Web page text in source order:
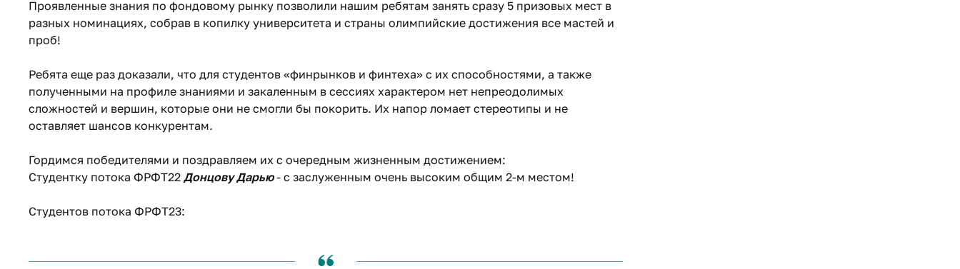
Проявленные знания по фондовому рынку позволили нашим ребятам занять сразу 5 призовых мест в
разных номинациях, собрав в копилку университета и страны олимпийские достижения все мастей и
проб!
Ребята еще раз доказали, что для студентов «финрынков и финтеха» с их способностями, а также
полученными на профиле знаниями и закаленным в сессиях характером нет непреодолимых
сложностей и вершин, которые они не смогли бы покорить. Их напор ломает стереотипы и не
оставляет шансов конкурентам.
Гордимся победителями и поздравляем их с очередным жизненным достижением:
Студентку потока ФРФТ22 Донцову Дарью- с заслуженным очень высоким общим 2-м местом!
Студентов потока ФРФТ23: